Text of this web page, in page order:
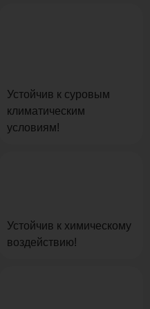
Устойчив к суровым
климатическим
условиям!
Устойчив к химическому
воздействию!